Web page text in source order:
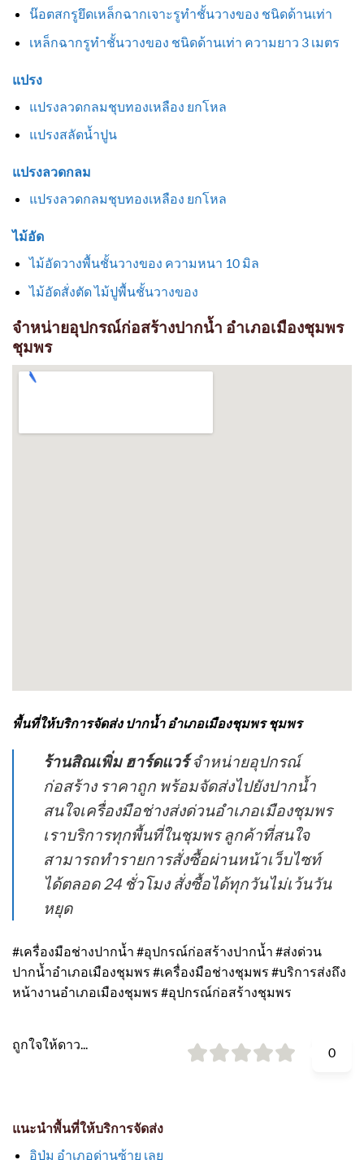
น๊อตสกรูยึดเหล็กฉากเจาะรูทำชั้นวางของ ชนิดด้านเท่า
เหล็กฉากรูทำชั้นวางของ ชนิดด้านเท่า ความยาว 3 เมตร
แปรง
แปรงลวดกลมชุบทองเหลือง ยกโหล
แปรงสลัดน้ำปูน
แปรงลวดกลม
แปรงลวดกลมชุบทองเหลือง ยกโหล
ไม้อัด
ไม้อัดวางพื้นชั้นวางของ ความหนา 10 มิล
ไม้อัดสั่งตัด ไม้ปูพื้นชั้นวางของ
จำหน่ายอุปกรณ์ก่อสร้างปากน้ำ อำเภอเมืองชุมพร
ชุมพร
พื้นที่ให้บริการจัดส่ง ปากน้ำ อำเภอเมืองชุมพร ชุมพร
ร้านสิณเพิ่ม ฮาร์ดแวร์จำหน่ายอุปกรณ์
ก่อสร้าง ราคาถูก พร้อมจัดส่งไปยังปากน้ำ
สนใจเครื่องมือช่างส่งด่วนอำเภอเมืองชุมพร
เราบริการทุกพื้นที่ในชุมพร ลูกค้าที่สนใจ
สามารถทำรายการสั่งซื้อผ่านหน้าเว็บไซท์
ได้ตลอด 24 ชั่วโมง สั่งซื้อได้ทุกวันไม่เว้นวัน
หยุด
#เครื่องมือช่างปากน้ำ #อุปกรณ์ก่อสร้างปากน้ำ #ส่งด่วน
ปากน้ำอำเภอเมืองชุมพร #เครื่องมือช่างชุมพร #บริการส่งถึง
หน้างานอำเภอเมืองชุมพร #อุปกรณ์ก่อสร้างชุมพร
ถูกใจให้ดาว...
0
แนะนำพื้นที่ให้บริการจัดส่ง
อิปุ่ม อำเภอด่านซ้าย เลย